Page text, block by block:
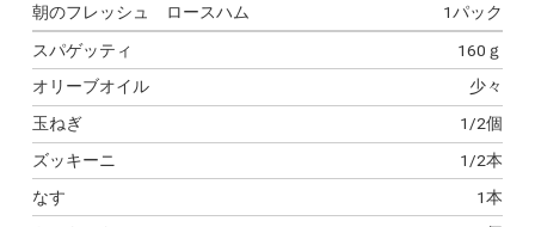
朝のフレッシュ ロースハム
1パック
スパゲッティ
160ｇ
オリーブオイル
少々
玉ねぎ
1/2個
ズッキーニ
1/2本
なす
1本